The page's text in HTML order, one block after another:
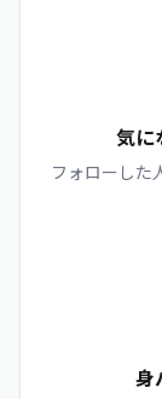
気に
フォローした
身